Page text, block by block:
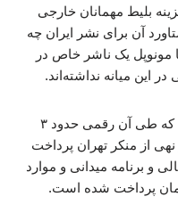
بلیط مهمانان خارجی
آن برای نشر ایران چه
یک ناشر خاص در
این میانه نداشته‌اند.
کار ویژه فرهنگی یکی از بندهایی است که طی آن رقمی حدود ۳
از منکر تهران پرداخت
و برنامه میدانی و موارد
پرداخت شده است.